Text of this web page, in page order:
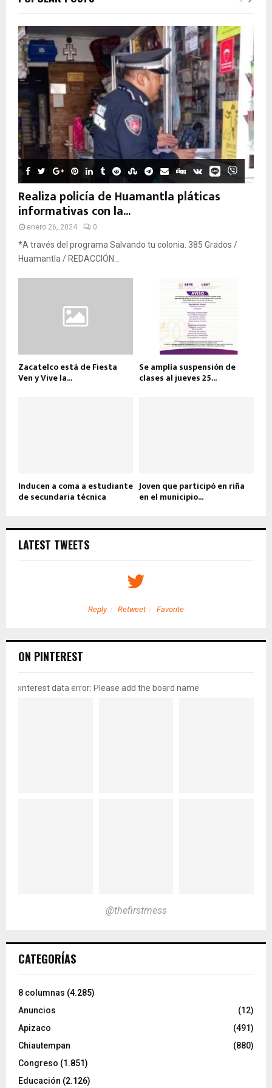
Realiza policía de Huamantla pláticas
informativas con la...
enero 26, 2024 0
*A través del programa Salvando tu colonia. 385 Grados /
Huamantla / REDACCIÓN...
Zacatelco está de Fiesta
Ven y Vive la...
Se amplía suspensión de
clases al jueves 25...
Inducen a coma a estudiante
de secundaria técnica
Joven que participó en riña
en el municipio...
LATEST TWEETS
Reply Retweet Favorite
ON PINTEREST
pinterest data error: Please add the board name
@thefirstmess
CATEGORÍAS
8 columnas (4.285)
Anuncios
(12)
Apizaco
(491)
Chiautempan
(880)
Congreso (1.851)
Educación (2.126)